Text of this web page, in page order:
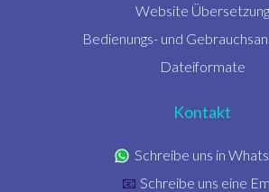
Website Übersetzung
Bedienungs- und
Dateiformate
Kontakt
Schreibe uns in
📧 Schreibe uns eine